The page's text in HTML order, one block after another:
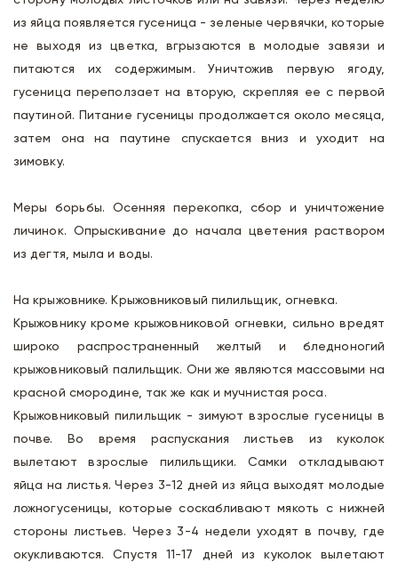
из яйца появляется гусеница - зеленые червячки, которые
не выходя из цветка, вгрызаются в молодые завязи и
питаются их содержимым. Уничтожив первую ягоду,
гусеница переползает на вторую, скрепляя ее с первой
паутиной. Питание гусеницы продолжается около месяца,
затем она на паутине спускается вниз и уходит на
зимовку.
Меры борьбы. Осенняя перекопка, сбор и уничтожение
личинок. Опрыскивание до начала цветения раствором
из дегтя, мыла и воды.
На крыжовнике. Крыжовниковый пилильщик, огневка.
Крыжовнику кроме крыжовниковой огневки, сильно вредят
широко распространенный желтый и бледноногий
крыжовниковый палильщик. Они же являются массовыми на
красной смородине, так же как и мучнистая роса.
Крыжовниковый пилильщик - зимуют взрослые гусеницы в
почве. Во время распускания листьев из куколок
вылетают взрослые пилильщики. Самки откладывают
яйца на листья. Через 3-12 дней из яйца выходят молодые
ложногусеницы, которые соскабливают мякоть с нижней
стороны листьев. Через 3-4 недели уходят в почву, где
окукливаются. Спустя 11-17 дней из куколок вылетают